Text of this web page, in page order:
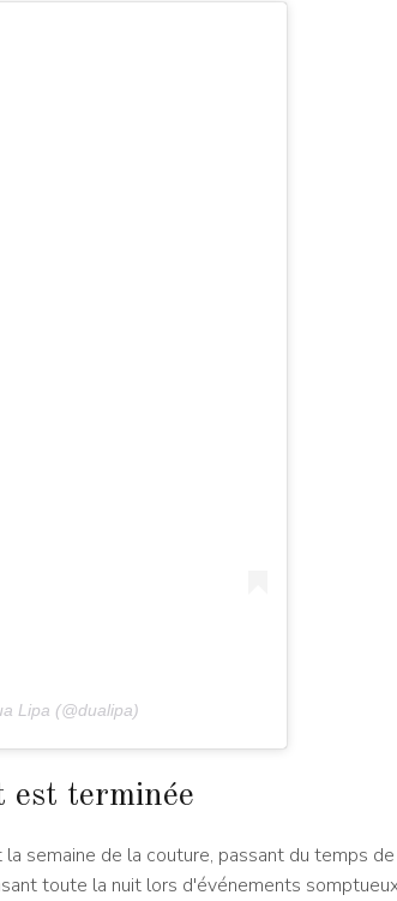
Lipa (@dualipa)
est terminée
semaine de la couture, passant du temps
toute la nuit lors d'événements